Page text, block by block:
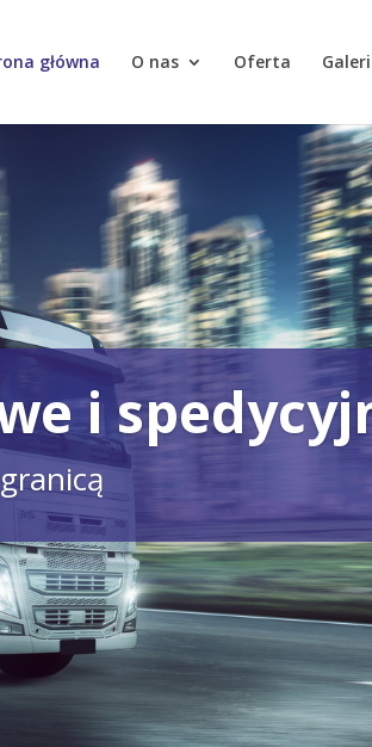
główna O nas Oferta
i